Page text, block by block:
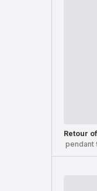
Retour
pendant